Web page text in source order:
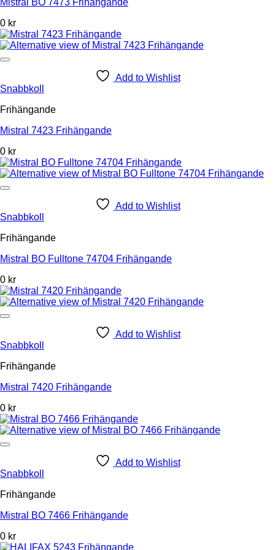
Mistral BO 7473 Frihängande
0 kr
Add to Wishlist
Snabbkoll
Frihängande
Mistral 7423 Frihängande
0 kr
Add to Wishlist
Snabbkoll
Frihängande
Mistral BO Fulltone 74704 Frihängande
0 kr
Add to Wishlist
Snabbkoll
Frihängande
Mistral 7420 Frihängande
0 kr
Add to Wishlist
Snabbkoll
Frihängande
Mistral BO 7466 Frihängande
0 kr